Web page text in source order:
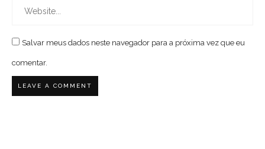
Salvar meus dados neste navegador para a próxima vez que eu
comentar.